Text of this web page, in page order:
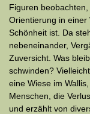
Figuren
Orientierung in einer
Schönheit ist. Da
nebeneinander,
Zuversicht. Was
schwinden?
eine Wiese im
Menschen, die
und erzählt von